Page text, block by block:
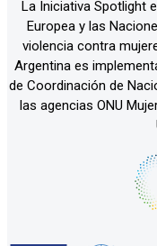
La Iniciativa Spotlight
Europea y las
violencia contra
Argentina es
de Coordinación de
las agencias ONU